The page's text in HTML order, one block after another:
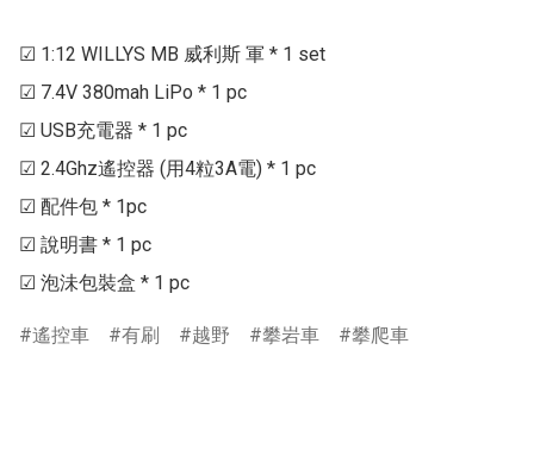
☑ 1:12 WILLYS MB 威利斯 軍 * 1 set
☑ 7.4V 380mah LiPo * 1 pc
☑ USB充電器 * 1 pc
☑ 2.4Ghz遙控器 (用4粒3A電) * 1 pc
☑ 配件包 * 1pc
☑ 說明書 * 1 pc
遙控車 有刷 越野 攀岩車 攀爬車